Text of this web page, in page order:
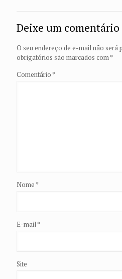
Deixe um comentário
O seu endereço de e-mail não será
obrigatórios são marcados com*
Comentário *
Nome *
E-mail*
Site